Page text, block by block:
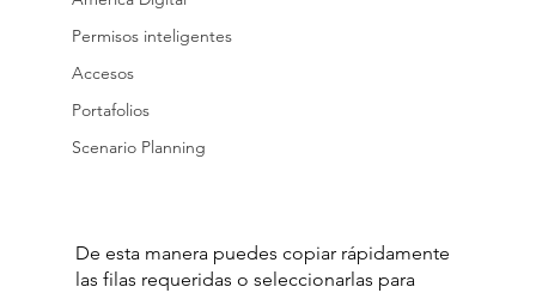
Permisos inteligentes
Accesos
Portafolios
Scenario Planning
De esta manera puedes copiar rápidamente
las filas requeridas o seleccionarlas para